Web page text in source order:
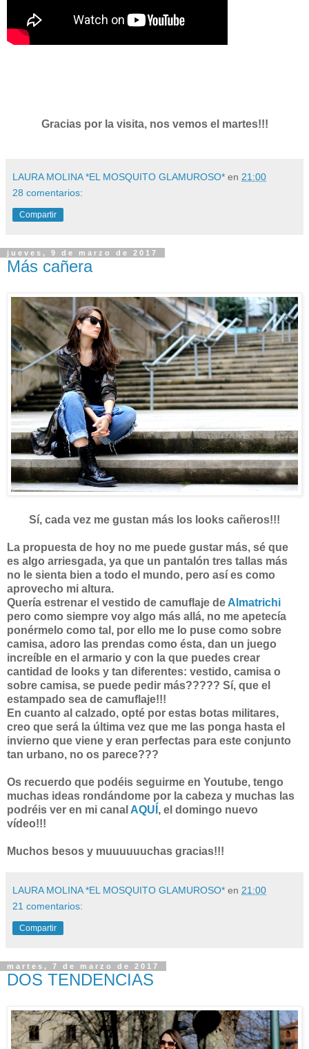
Gracias por la visita, nos vemos el martes!!!
LAURA MOLINA *EL MOSQUITO GLAMUROSO* en 21:00
28 comentarios:
Compartir
jueves, 9 de marzo de 2017
Más cañera
Sí, cada vez me gustan más los looks cañeros!!!
La propuesta de hoy no me puede gustar más, sé que
es algo arriesgada, ya que un pantalón tres tallas más
no le sienta bien a todo el mundo, pero así es como
aprovecho mi altura.
Quería estrenar el vestido de camuflaje de Almatrichi
pero como siempre voy algo más allá, no me apetecía
ponérmelo como tal, por ello me lo puse como sobre
camisa, adoro las prendas como ésta, dan un juego
increíble en el armario y con la que puedes crear
cantidad de looks y tan diferentes: vestido, camisa o
sobre camisa, se puede pedir más????? Sí, que el
estampado sea de camuflaje!!!
En cuanto al calzado, opté por estas botas militares,
creo que será la última vez que me las ponga hasta el
invierno que viene y eran perfectas para este conjunto
tan urbano, no os parece???
Os recuerdo que podéis seguirme en Youtube, tengo
muchas ideas rondándome por la cabeza y muchas las
podréis ver en mi canal AQUÍ , el domingo nuevo
vídeo!!!
Muchos besos y muuuuuuchas gracias!!!
LAURA MOLINA *EL MOSQUITO GLAMUROSO* en 21:00
21 comentarios:
Compartir
martes, 7 de marzo de 2017
DOS TENDENCIAS